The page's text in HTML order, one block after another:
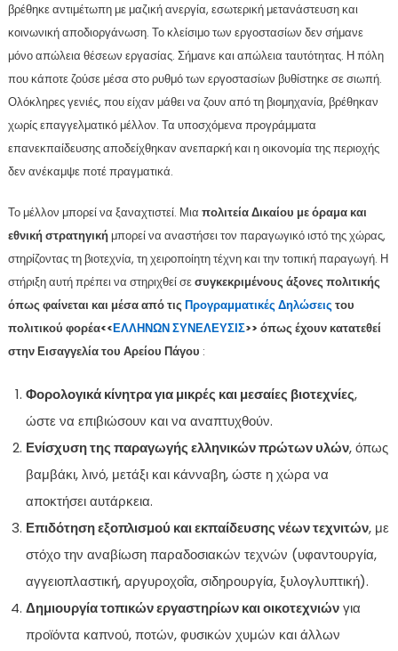
βρέθηκε αντιμέτωπη με μαζική ανεργία, εσωτερική μετανάστευση και
κοινωνική αποδιοργάνωση. Το κλείσιμο των εργοστασίων δεν σήμανε
μόνο απώλεια θέσεων εργασίας. Σήμανε και απώλεια ταυτότητας. Η πόλη
που κάποτε ζούσε μέσα στο ρυθμό των εργοστασίων βυθίστηκε σε σιωπή.
Ολόκληρες γενιές, που είχαν μάθει να ζουν από τη βιομηχανία, βρέθηκαν
χωρίς επαγγελματικό μέλλον. Τα υποσχόμενα προγράμματα
επανεκπαίδευσης αποδείχθηκαν ανεπαρκή και η οικονομία της περιοχής
δεν ανέκαμψε ποτέ πραγματικά.
Το μέλλον μπορεί να ξαναχτιστεί. Μια πολιτεία Δικαίου με όραμα και
εθνική στρατηγικήμπορεί να αναστήσει τον παραγωγικό ιστό της χώρας,
στηρίζοντας τη βιοτεχνία, τη χειροποίητη τέχνη και την τοπική παραγωγή. Η
στήριξη αυτή πρέπει να στηριχθεί σεσυγκεκριμένους άξονες πολιτικής
όπως φαίνεται και μέσα από τιςΠρογραμματικές Δηλώσειςτου
πολιτικού φορέα<<ΕΛΛΗΝΩΝ ΣΥΝΕΛΕΥΣΙΣ>> όπως έχουν κατατεθεί
στην Εισαγγελία του Αρείου Πάγου :
Φορολογικά κίνητρα για μικρές και μεσαίες βιοτεχνίες,
ώστε να επιβιώσουν και να αναπτυχθούν.
Ενίσχυση της παραγωγής ελληνικών πρώτων υλών, όπως
βαμβάκι, λινό, μετάξι και κάνναβη, ώστε η χώρα να
αποκτήσει αυτάρκεια.
Επιδότηση εξοπλισμού και εκπαίδευσης νέων τεχνιτών, με
στόχο την αναβίωση παραδοσιακών τεχνών (υφαντουργία,
αγγειοπλαστική, αργυροχοΐα, σιδηρουργία, ξυλογλυπτική).
Δημιουργία τοπικών εργαστηρίων και οικοτεχνιώνγια
προϊόντα καπνού, ποτών, φυσικών χυμών και άλλων